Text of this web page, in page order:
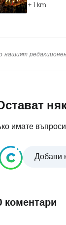
+ 1 km
имате
Добави
коментари